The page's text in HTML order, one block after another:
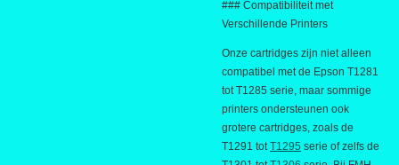
### Compatibiliteit met
Verschillende Printers
Onze cartridges zijn niet alleen
compatibel met de Epson T1281
tot T1285 serie, maar sommige
printers ondersteunen ook
grotere cartridges, zoals de
T1291 tot T1295 serie of zelfs de